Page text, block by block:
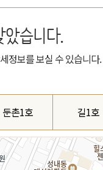
습니다.
정보를 보실 수 있습니다.
둔촌1호 길1호